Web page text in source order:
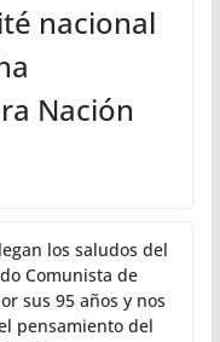
nacional
Nación
los saludos del
Comunista de
sus 95 años y nos
pensamiento del